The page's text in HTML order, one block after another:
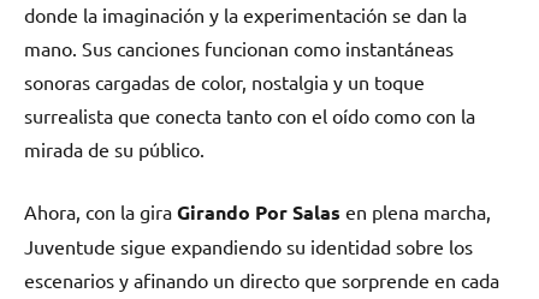
donde la imaginación y la experimentación se dan la
mano. Sus canciones funcionan como instantáneas
sonoras cargadas de color, nostalgia y un toque
surrealista que conecta tanto con el oído como con la
mirada de su público.
Ahora, con la gira Girando Por Salas en plena marcha,
Juventude sigue expandiendo su identidad sobre los
escenarios y afinando un directo que sorprende en cada